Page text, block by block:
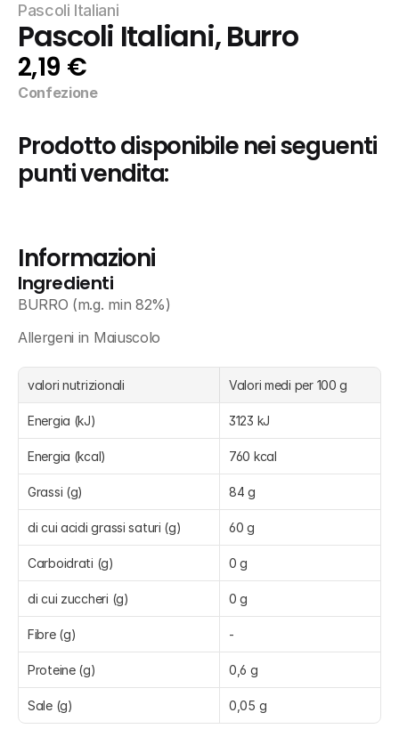
Pascoli Italiani
Pascoli Italiani, Burro
2,19 €
Confezione
Prodotto disponibile nei seguenti
punti vendita:
Informazioni
Ingredienti
BURRO (m.g. min 82%)
Allergeni in Maiuscolo
valori nutrizionali Valori medi per 100 g
Energia (kJ) 3123 kJ
Energia (kcal) 760 kcal
Grassi (g) 84 g
di cui acidi grassi saturi (g) 60 g
Carboidrati (g) 0 g
di cui zuccheri (g) 0 g
Fibre (g) -
Proteine (g) 0,6 g
Sale (g) 0,05 g